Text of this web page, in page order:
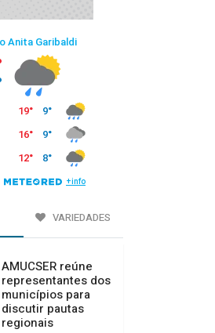
VARIEDADES
AMUCSER reúne
representantes dos
municípios para
discutir pautas
regionais